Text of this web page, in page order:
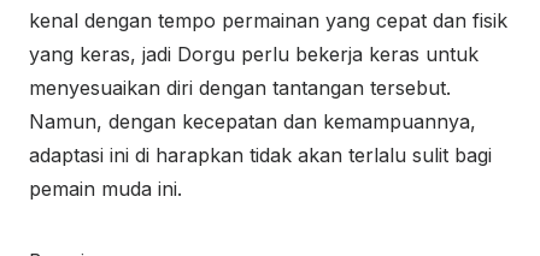
kenal dengan tempo permainan yang cepat dan fisik
yang keras, jadi Dorgu perlu bekerja keras untuk
menyesuaikan diri dengan tantangan tersebut.
Namun, dengan kecepatan dan kemampuannya,
adaptasi ini di harapkan tidak akan terlalu sulit bagi
pemain muda ini.